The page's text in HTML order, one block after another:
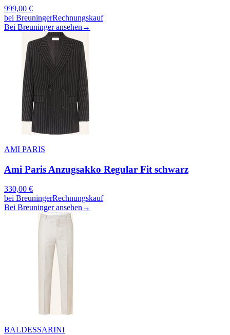
999,00 €
bei BreuningerRechnungskauf
Bei Breuninger ansehen →
AMI PARIS
Ami Paris Anzugsakko Regular Fit schwarz
330,00 €
bei BreuningerRechnungskauf
Bei Breuninger ansehen→
BALDESSARINI